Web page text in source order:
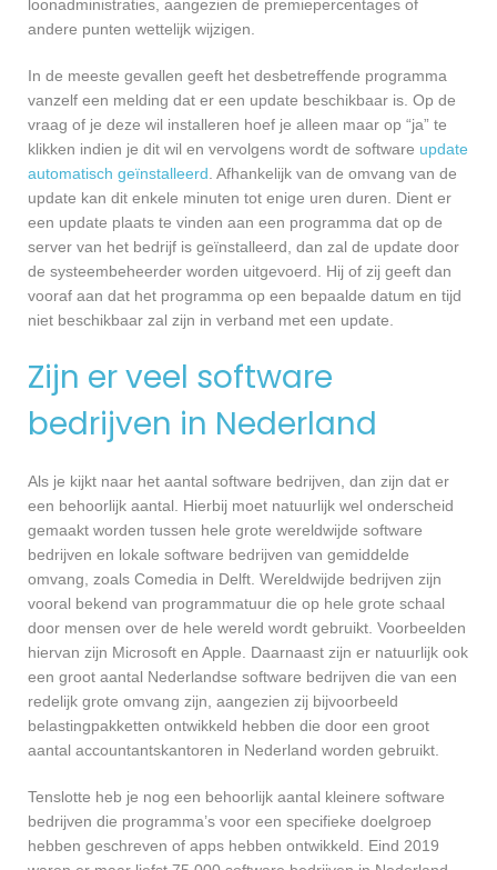
loonadministraties, aangezien de premiepercentages of
andere punten wettelijk wijzigen.
In de meeste gevallen geeft het desbetreffende programma
vanzelf een melding dat er een update beschikbaar is. Op de
vraag of je deze wil installeren hoef je alleen maar op “ja” te
klikken indien je dit wil en vervolgens wordt de software update
automatisch geïnstalleerd. Afhankelijk van de omvang van de
update kan dit enkele minuten tot enige uren duren. Dient er
een update plaats te vinden aan een programma dat op de
server van het bedrijf is geïnstalleerd, dan zal de update door
de systeembeheerder worden uitgevoerd. Hij of zij geeft dan
vooraf aan dat het programma op een bepaalde datum en tijd
niet beschikbaar zal zijn in verband met een update.
Zijn er veel software
bedrijven in Nederland
Als je kijkt naar het aantal software bedrijven, dan zijn dat er
een behoorlijk aantal. Hierbij moet natuurlijk wel onderscheid
gemaakt worden tussen hele grote wereldwijde software
bedrijven en lokale software bedrijven van gemiddelde
omvang, zoals Comedia in Delft. Wereldwijde bedrijven zijn
vooral bekend van programmatuur die op hele grote schaal
door mensen over de hele wereld wordt gebruikt. Voorbeelden
hiervan zijn Microsoft en Apple. Daarnaast zijn er natuurlijk ook
een groot aantal Nederlandse software bedrijven die van een
redelijk grote omvang zijn, aangezien zij bijvoorbeeld
belastingpakketten ontwikkeld hebben die door een groot
aantal accountantskantoren in Nederland worden gebruikt.
Tenslotte heb je nog een behoorlijk aantal kleinere software
bedrijven die programma’s voor een specifieke doelgroep
hebben geschreven of apps hebben ontwikkeld. Eind 2019